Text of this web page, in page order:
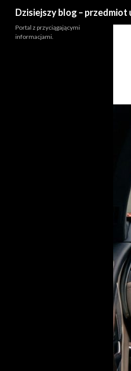
Dzisiejszy blog – przedmiot
Portal z przyciągającymi
informacjami.